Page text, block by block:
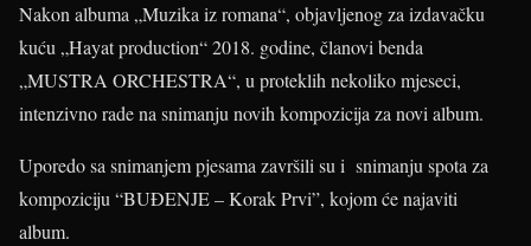
Nakon albuma „Muzika iz romana“, objavljenog za izdavačku
kuću „Hayat production“ 2018. godine, članovi benda
„MUSTRA ORCHESTRA“, u proteklih nekoliko mjeseci,
intenzivno rade na snimanju novih kompozicija za novi album.
Uporedo sa snimanjem pjesama završili su i snimanju spota za
kompoziciju “BUĐENJE – Korak Prvi”, kojom će najaviti
album.